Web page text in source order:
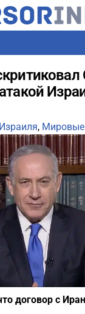
, Мировые
договор с